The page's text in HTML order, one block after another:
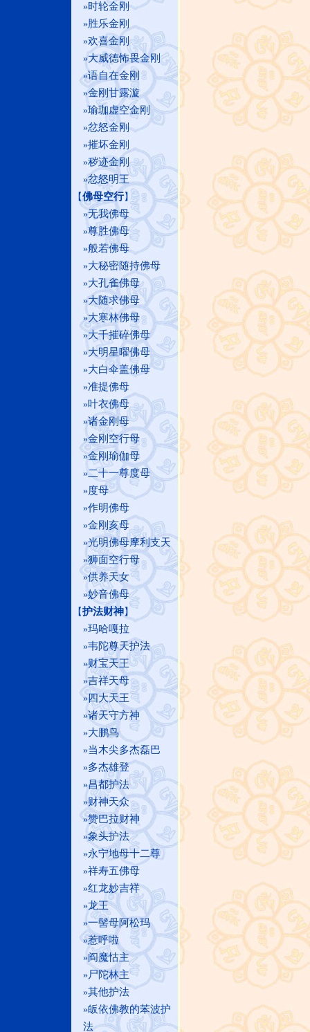
»时轮金刚
»胜乐金刚
»欢喜金刚
»大威德怖畏金刚
»语自在金刚
»金刚甘露漩
»瑜珈虚空金刚
»忿怒金刚
»摧坏金刚
»秽迹金刚
»忿怒明王
【佛母空行】
»无我佛母
»尊胜佛母
»般若佛母
»大秘密随持佛母
»大孔雀佛母
»大随求佛母
»大寒林佛母
»大千摧碎佛母
»大明星曜佛母
»大白伞盖佛母
»准提佛母
»叶衣佛母
»诸金刚母
»金刚空行母
»金刚瑜伽母
»二十一尊度母
»度母
»作明佛母
»金刚亥母
»光明佛母摩利支天
»狮面空行母
»供养天女
»妙音佛母
【护法财神】
»玛哈嘎拉
»韦陀尊天护法
»财宝天王
»吉祥天母
»四大天王
»诸天守方神
»大鹏鸟
»当木尖多杰磊巴
»多杰雄登
»昌都护法
»财神天众
»赞巴拉财神
»象头护法
»永宁地母十二尊
»祥寿五佛母
»红龙妙吉祥
»龙王
»一髻母阿松玛
»惹呼啦
»阎魔怙主
»尸陀林主
»其他护法
»皈依佛教的苯波护
法